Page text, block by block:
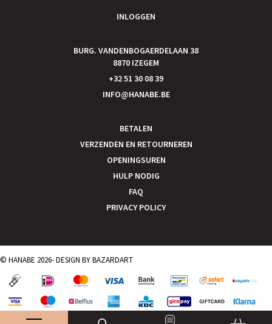
INLOGGEN
BURG. VANDENBOGAERDELAAN 38
8870 IZEGEM
+32 51 30 08 39
INFO@HANABE.BE
BETALEN
VERZENDEN EN RETOURNEREN
OPENINGSUREN
HULP NODIG
FAQ
PRIVACY POLICY
© HANABE 2026- DESIGN BYBAZARDART